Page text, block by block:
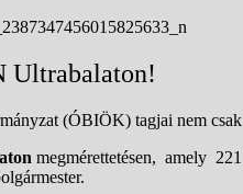
Ultrabalaton!
(ÓBIÖK) tagjai nem
megmérettetésen, amely